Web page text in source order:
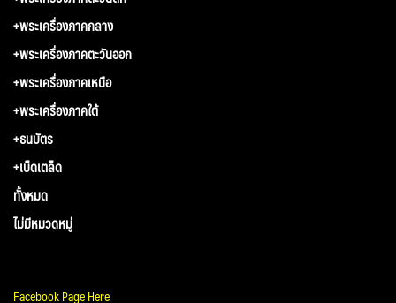
+พระเครื่องภาคกลาง
+พระเครื่องภาคตะวันออก
+พระเครื่องภาคเหนือ
+พระเครื่องภาคใต้
+ธนบัตร
+เบ็ดเตล็ด
ทั้งหมด
ไม่มีหมวดหมู่
Facebook Page Here